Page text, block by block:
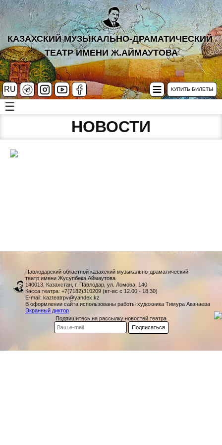
RU КУПИТЬ БИЛЕТЫ
КАЗАХСКИЙ МУЗЫКАЛЬНО-ДРАМАТИЧЕСКИЙ
ТЕАТР ИМЕНИ Ж.АЙМАУТОВА
☰
НОВОСТИ
Павлодарский областной казахский музыкально-драматический
театр имени Жусупбека Аймаутова
140013, Казахстан, г. Павлодар, ул. Ломова, 140
Касса театра: +7(7182)310209 (вт-вс с 12.00 - 18.30)
E-mail: kazteatrpv@yandex.kz
В оформлении сайта использованы работы художника Тимура Аканаева
Экранный диктор
Подпишитесь на рассылку новостей театра
Подписаться